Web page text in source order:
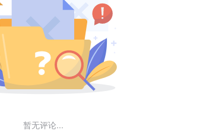
暂无评论...